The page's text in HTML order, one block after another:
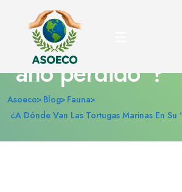
¿A dónde van las
tortugas marinas
"año perdido"?
Asoeco Blog Fauna
¿A Dónde Van Las Tortugas Marinas En